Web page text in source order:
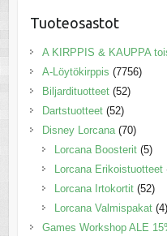
Tuoteosastot
A KIRPPIS & KAUPPA
A-Löytökirppis (7756)
Biljardituotteet (52)
Dartstuotteet (52)
Disney Lorcana (70)
Lorcana Boosterit (5)
Lorcana Erikoistuotteet
Lorcana Irtokortit (52)
Lorcana Valmispakat (4)
Games Workshop ALE